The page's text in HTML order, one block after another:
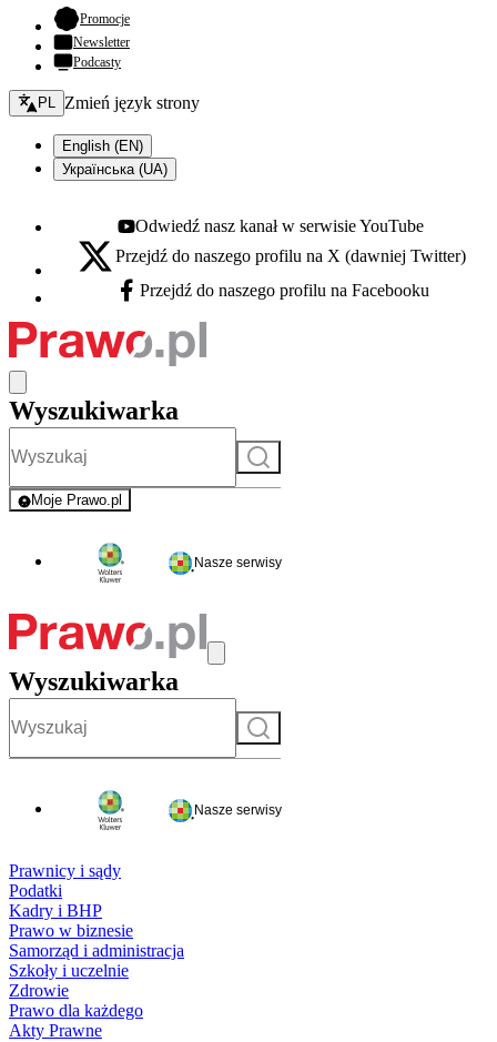
Promocje- otwiera się w nowej karcie
Newsletter
Podcasty
Zmień język - bieżący:
PL Zmień język strony
English (EN)
Українська (UA)
Youtube - otwiera się w nowej karcie
Odwiedź nasz kanał w serwisie YouTube
X - otwiera się w nowej karcie
Przejdź do naszego profilu na X (dawniej Twitter)
Facebook - otwiera się w nowej karcie
Przejdź do naszego profilu na Facebooku
Wyszukiwarka
Szukaj
Moje Prawo.pl
- rejestracja i logowanie do serwisu
Nasze serwisy
Wyszukiwarka
Szukaj
Nasze serwisy
Prawnicy i sądy
Podatki
Kadry i BHP
Prawo w biznesie
Samorząd i administracja
Szkoły i uczelnie
Zdrowie
Prawo dla każdego
Akty Prawne